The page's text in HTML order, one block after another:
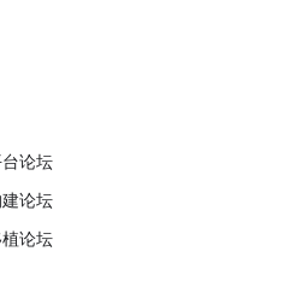
论坛
论坛
论坛